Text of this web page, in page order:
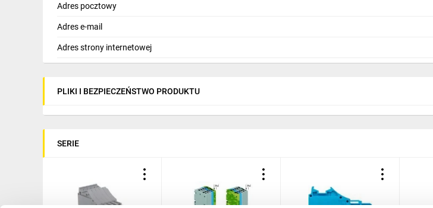
Adres pocztowy
Adres e-mail
Adres strony internetowej
PLIKI I BEZPIECZEŃSTWO PRODUKTU
SERIE